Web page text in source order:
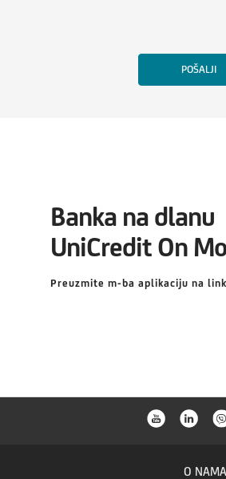
Banka na dlanu
UniCredit On
Preuzmite m-ba aplikaciju na
O NAMA